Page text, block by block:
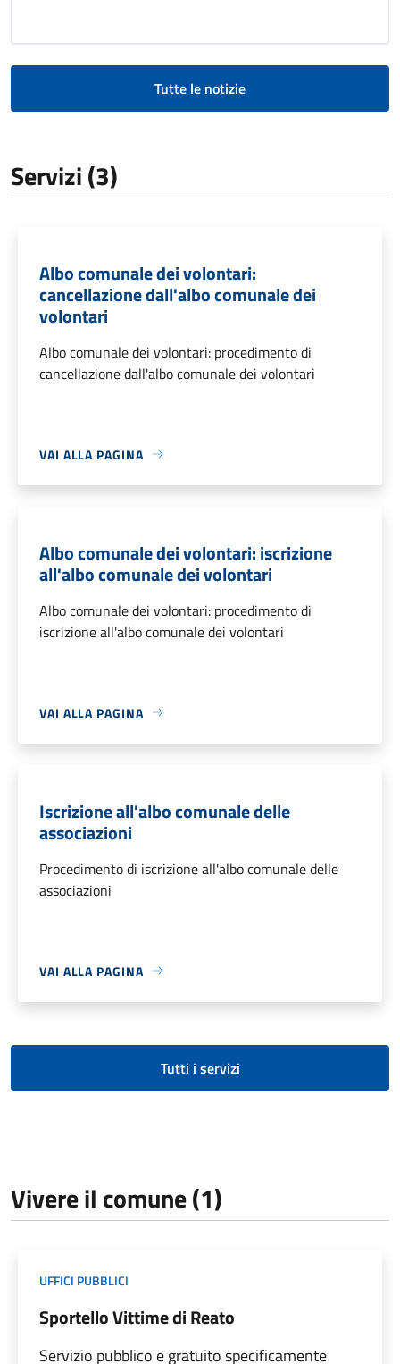
Tutte le notizie
Servizi (3)
Albo comunale dei volontari:
cancellazione dall'albo comunale dei
volontari
Albo comunale dei volontari: procedimento di
cancellazione dall'albo comunale dei volontari
VAI ALLA PAGINA
Albo comunale dei volontari: iscrizione
all'albo comunale dei volontari
Albo comunale dei volontari: procedimento di
iscrizione all'albo comunale dei volontari
VAI ALLA PAGINA
Iscrizione all'albo comunale delle
associazioni
Procedimento di iscrizione all'albo comunale delle
associazioni
VAI ALLA PAGINA
Tutti i servizi
Vivere il comune (1)
UFFICI PUBBLICI
Sportello Vittime di Reato
Servizio pubblico e gratuito specificamente